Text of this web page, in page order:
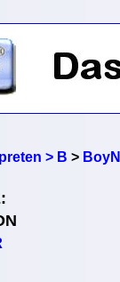
> B >